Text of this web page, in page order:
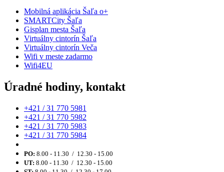
Mobilná aplikácia Šaľa o+
SMARTCity Šaľa
Gisplan mesta Šaľa
Virtuálny cintorín Šaľa
Virtuálny cintorín Veča
Wifi v meste zadarmo
Wifi4EU
Úradné hodiny, kontakt
+421 / 31 770 5981
+421 / 31 770 5982
+421 / 31 770 5983
+421 / 31 770 5984
PO: 8.00 - 11.30 / 12.30 - 15.00
UT: 8.00 - 11.30 / 12.30 - 15.00